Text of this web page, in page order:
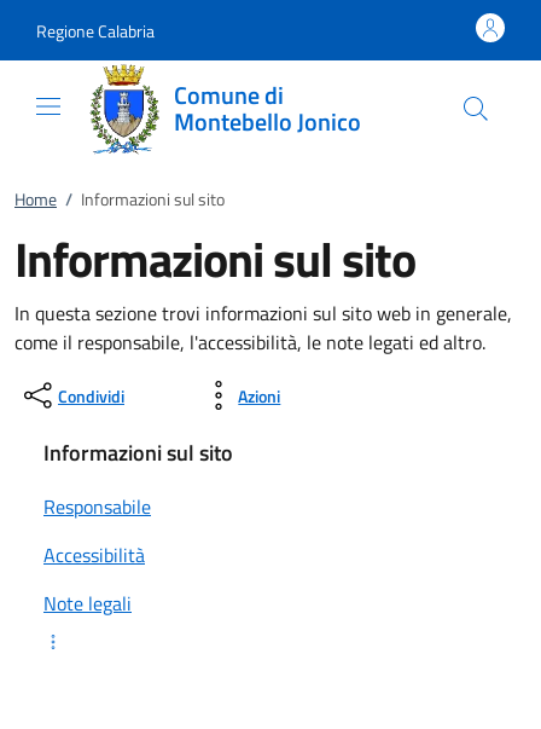
Regione Calabria
Comune di
Montebello Jonico
Home / Informazioni sul sito
Informazioni sul sito
In questa sezione trovi informazioni sul sito web in generale,
come il responsabile, l'accessibilità, le note legati ed altro.
Condividi Azioni
Informazioni sul sito
Responsabile
Accessibilità
Note legali